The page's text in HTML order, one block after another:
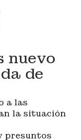
nuevo
de
a las
la situación
presuntos